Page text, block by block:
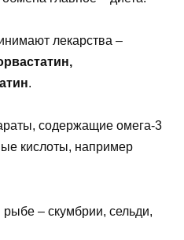
лекарства –
.
содержащие омега-3
кислоты, например
– скумбрии, сельди,